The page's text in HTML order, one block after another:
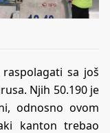
sa još
Njih 50.190 je
odnosno ovom
kanton trebao